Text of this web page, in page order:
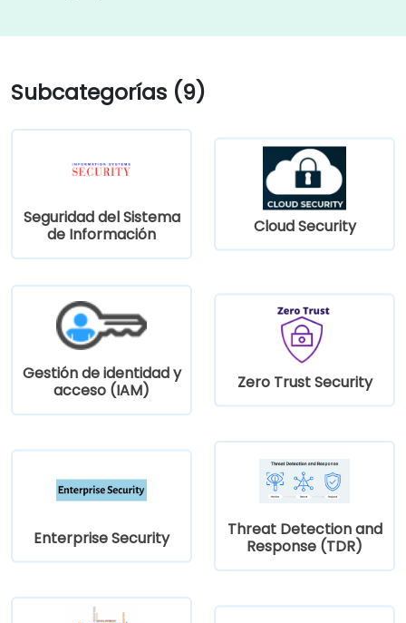
Subcategorías (9)
Seguridad del Sistema
de Información
Cloud Security
Gestión de identidad y
acceso (IAM)
Zero Trust Security
Enterprise Security
Threat Detection and
Response (TDR)